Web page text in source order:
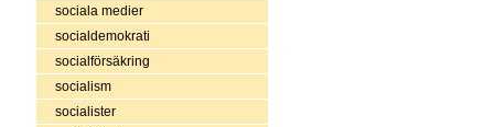
sociala medier
socialdemokrati
socialförsäkring
socialism
socialister